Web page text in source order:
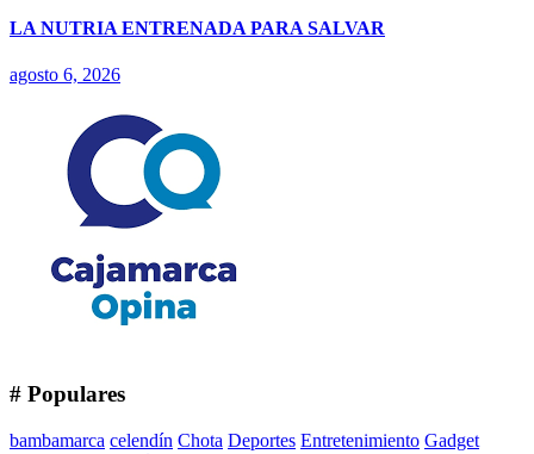
LA NUTRIA ENTRENADA PARA SALVAR
agosto 6, 2026
# Populares
bambamarca celendín Chota Deportes Entretenimiento Gadget